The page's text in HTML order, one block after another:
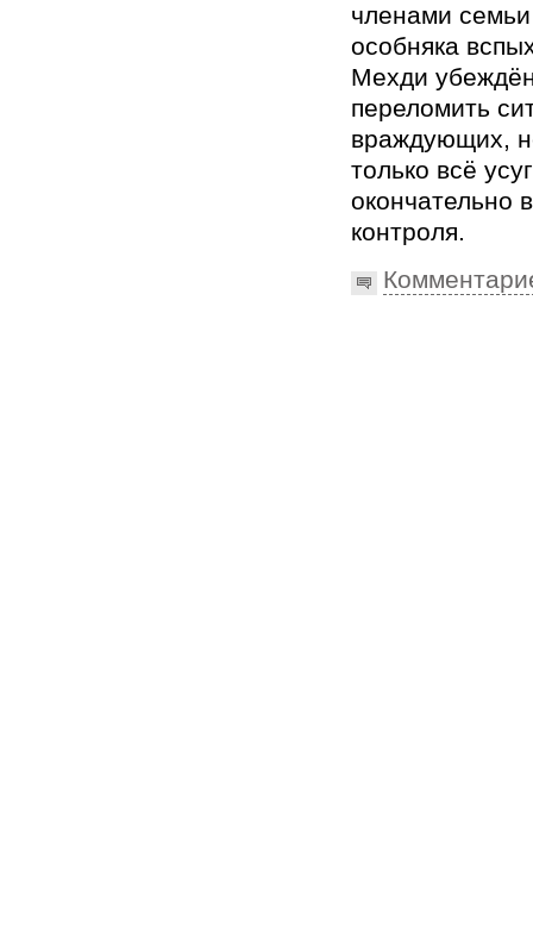
членами
особняка
Мехди
переломить
враждующих,
только всё
окончательно
контроля.